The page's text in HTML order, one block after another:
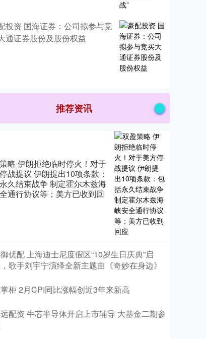
投资 国海证券：公司拟参与竞
通证券股份及股份权益
推荐资讯
略 伊朗拒绝临时停火！对于
战提议 伊朗提出10项条款：
久结束战争 制定霍尔木兹海
通行协议等；美方已收到回
优配 上海迪士尼度假区“10岁生日庆典”启
歌手刘宇宁演绎全新主题曲《奇妙在身边》
柜 2月CPI同比涨幅创近3年来新高
配资 牛芯半导体开启上市辅导 大基金二期参